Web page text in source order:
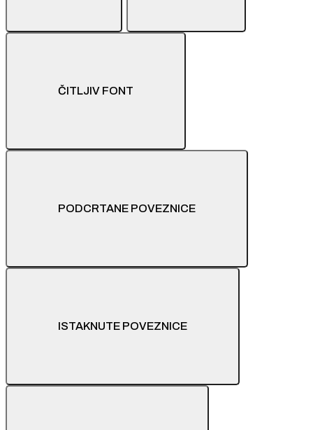
ČITLJIV FONT
PODCRTANE POVEZNICE
ISTAKNUTE POVEZNICE